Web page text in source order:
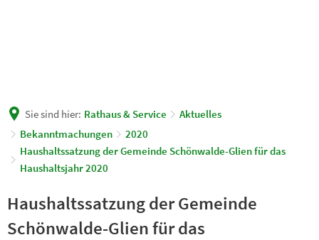
Sie sind hier: Rathaus & Service
Aktuelles
Bekanntmachungen
2020
Haushaltssatzung der Gemeinde Schönwalde-Glien für das
Haushaltsjahr 2020
Haushaltssatzung der Gemeinde
Schönwalde-Glien für das